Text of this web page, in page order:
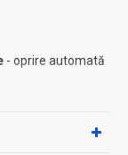
- oprire automată